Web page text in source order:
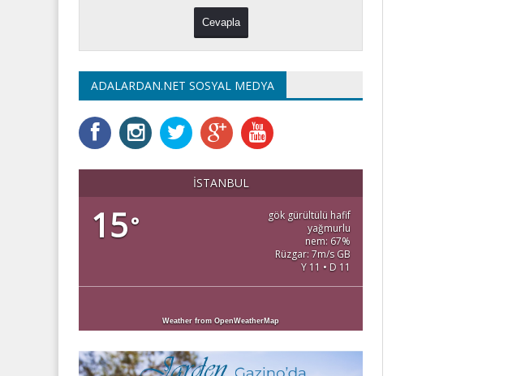
ADALARDAN.NET SOSYAL MEDYA
İSTANBUL
15°
gök gürültülü hafif
yağmurlu
nem: 67%
Rüzgar: 7m/s GB
Y 11 • D 11
Weather from OpenWeatherMap